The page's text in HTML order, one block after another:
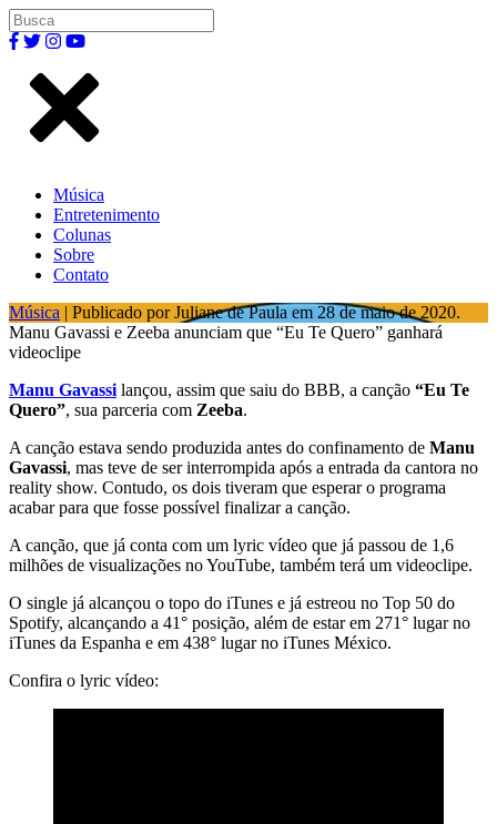
Música
Entretenimento
Colunas
Sobre
Contato
Música | Publicado por Juliane de Paula em 28 de maio de 2020.
Manu Gavassi e Zeeba anunciam que “Eu Te Quero” ganhará
videoclipe
Manu Gavassi lançou, assim que saiu do BBB, a canção “Eu Te
Quero”, sua parceria com Zeeba.
A canção estava sendo produzida antes do confinamento de Manu
Gavassi, mas teve de ser interrompida após a entrada da cantora no
reality show. Contudo, os dois tiveram que esperar o programa
acabar para que fosse possível finalizar a canção.
A canção, que já conta com um lyric vídeo que já passou de 1,6
milhões de visualizações no YouTube, também terá um videoclipe.
O single já alcançou o topo do iTunes e já estreou no Top 50 do
Spotify, alcançando a 41° posição, além de estar em 271° lugar no
iTunes da Espanha e em 438° lugar no iTunes México.
Confira o lyric vídeo: